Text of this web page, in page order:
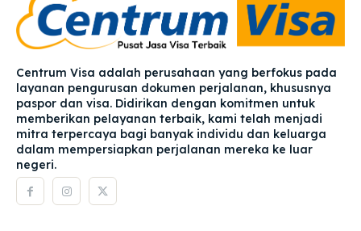
Centrum Visa adalah perusahaan yang berfokus pada
layanan pengurusan dokumen perjalanan, khususnya
paspor dan visa. Didirikan dengan komitmen untuk
memberikan pelayanan terbaik, kami telah menjadi
mitra terpercaya bagi banyak individu dan keluarga
dalam mempersiapkan perjalanan mereka ke luar
negeri.